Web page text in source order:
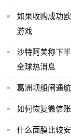
如果收购成功
游戏
沙特阿美称下
全球热消息
葛洲坝船闸通
如何恢复微信
什么面膜比较